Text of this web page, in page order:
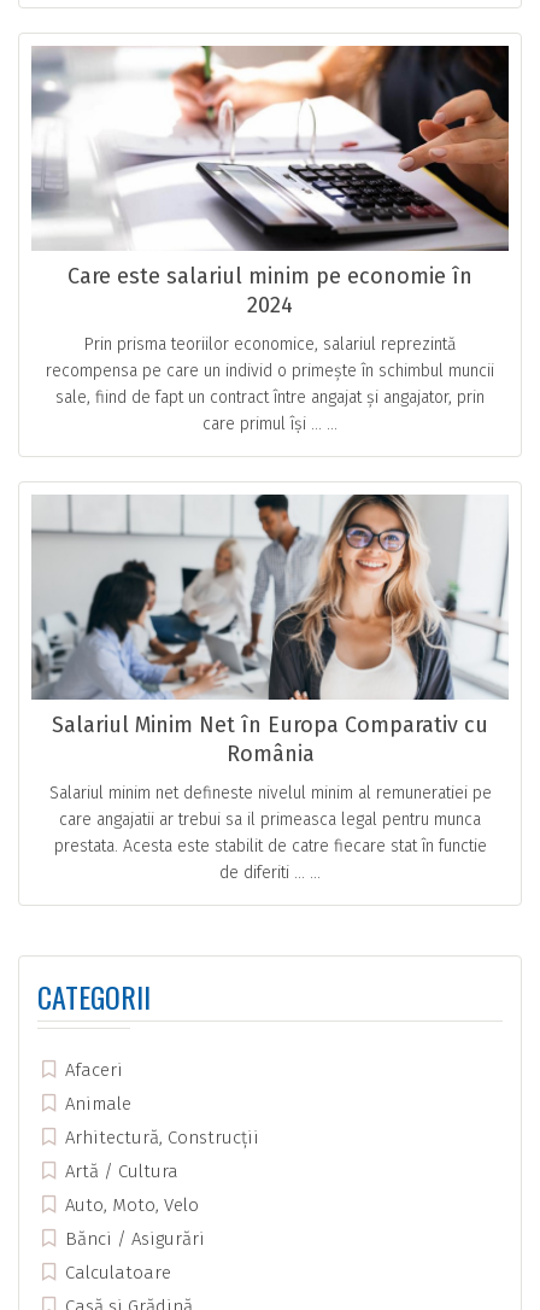
Care este salariul minim pe economie în
2024
Prin prisma teoriilor economice, salariul reprezintă
recompensa pe care un individ o primește în schimbul muncii
sale, fiind de fapt un contract între angajat și angajator, prin
care primul își … ...
Salariul Minim Net în Europa Comparativ cu
România
Salariul minim net defineste nivelul minim al remuneratiei pe
care angajatii ar trebui sa il primeasca legal pentru munca
prestata. Acesta este stabilit de catre fiecare stat în functie
de diferiti … ...
CATEGORII
Afaceri
Animale
Arhitectură, Construcții
Artă / Cultura
Auto, Moto, Velo
Bănci / Asigurări
Calculatoare